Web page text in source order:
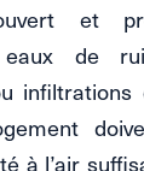
et
de
à l’air